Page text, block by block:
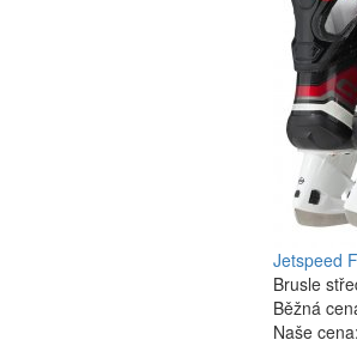
Jetspeed
Brusle
Běžná
Naše